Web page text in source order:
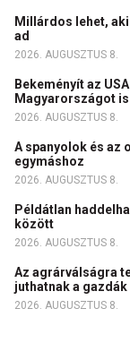
Millárdos lehet,
ad
2026. AUGUSZTUS 8.
Bekeményít az
Magyarországot
2026. AUGUSZTUS 8.
A spanyolok és az
egymáshoz
2026. AUGUSZTUS 8.
Példátlan
között
2026. AUGUSZTUS 8.
Az agrárválságra
juthatnak a gazdák
2026. AUGUSZTUS 8.